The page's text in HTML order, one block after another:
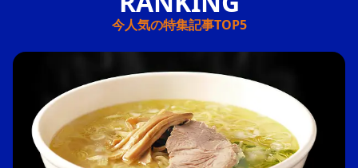
今人気の特集記事TOP5